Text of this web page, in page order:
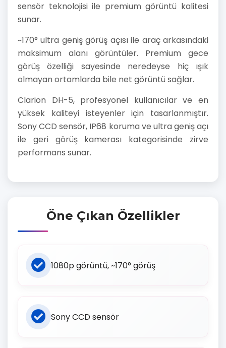
sensör teknolojisi ile premium görüntü kalitesi
sunar.
~170° ultra geniş görüş açısı ile araç arkasındaki
maksimum alanı görüntüler. Premium gece
görüş özelliği sayesinde neredeyse hiç ışık
olmayan ortamlarda bile net görüntü sağlar.
Clarion DH-5, profesyonel kullanıcılar ve en
yüksek kaliteyi isteyenler için tasarlanmıştır.
Sony CCD sensör, IP68 koruma ve ultra geniş açı
ile geri görüş kamerası kategorisinde zirve
performans sunar.
Öne Çıkan Özellikler
1080p görüntü, ~170° görüş
Sony CCD sensör